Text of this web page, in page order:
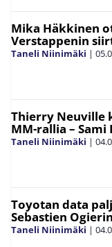
Mika Häkkinen
Verstappenin
Taneli Niinimäki |
Thierry Neuville
MM-rallia –
Taneli Niinimäki |
Toyotan data
Sebastien
Taneli Niinimäki |